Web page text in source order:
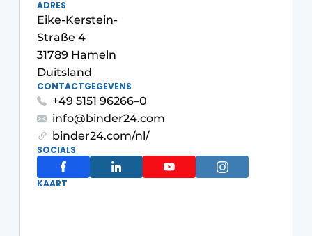
Privacy / Cookie statement
Vacature aanmelden
Video’s
ADRES
Eike-Kerstein-
Straße 4
31789 Hameln
Duitsland
CONTACTGEGEVENS
+49 5151 96266–0
info@binder24.com
binder24.com/nl/
SOCIALS
KAART